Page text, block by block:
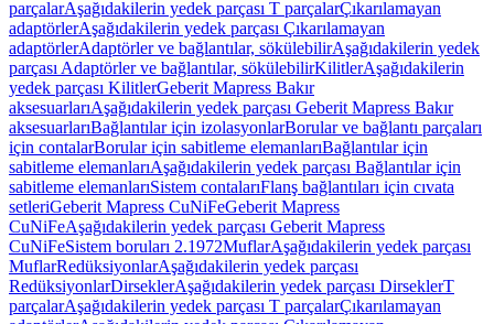
parçalarAşağıdakilerin yedek parçası T parçalarÇıkarılamayan
adaptörlerAşağıdakilerin yedek parçası Çıkarılamayan
adaptörlerAdaptörler ve bağlantılar, sökülebilirAşağıdakilerin yedek
parçası Adaptörler ve bağlantılar, sökülebilirKilitlerAşağıdakilerin
yedek parçası KilitlerGeberit Mapress Bakır
aksesuarlarıAşağıdakilerin yedek parçası Geberit Mapress Bakır
aksesuarlarıBağlantılar için izolasyonlarBorular ve bağlantı parçaları
için contalarBorular için sabitleme elemanlarıBağlantılar için
sabitleme elemanlarıAşağıdakilerin yedek parçası Bağlantılar için
sabitleme elemanlarıSistem contalarıFlanş bağlantıları için cıvata
setleriGeberit Mapress CuNiFeGeberit Mapress
CuNiFeAşağıdakilerin yedek parçası Geberit Mapress
CuNiFeSistem boruları 2.1972MuflarAşağıdakilerin yedek parçası
MuflarRedüksiyonlarAşağıdakilerin yedek parçası
RedüksiyonlarDirseklerAşağıdakilerin yedek parçası DirseklerT
parçalarAşağıdakilerin yedek parçası T parçalarÇıkarılamayan